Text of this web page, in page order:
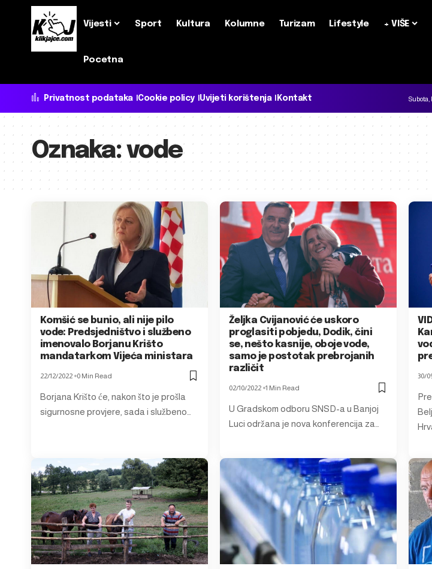
Vijesti Sport Kultura Kolumne Turizam Lifestyle + VIŠE
Pocetna
Privatnost podataka Cookie policy Uvijeti korištenja Kontakt Subota,
Oznaka:vode
Komšić se bunio, ali nije pilo
vode: Predsjedništvo i službeno
imenovalo Borjanu Krišto
mandatarkom Vijeća ministara
22/12/2022 0 Min Read
Borjana Krišto će, nakon što je prošla
sigurnosne provjere, sada i službeno…
Željka Cvijanović će uskoro
proglasiti pobjedu, Dodik, čini
se, nešto kasnije, oboje vode,
samo je postotak prebrojanih
različit
02/10/2022 1 Min Read
U Gradskom odboru SNSD-a u Banjoj
Luci održana je nova konferencija za…
30/